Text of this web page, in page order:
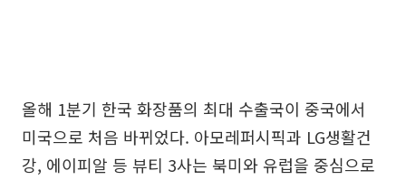
올해 1분기 한국 화장품의 최대 수출국이 중국에서
미국으로 처음 바뀌었다. 아모레퍼시픽과 LG생활건
강, 에이피알 등 뷰티 3사는 북미와 유럽을 중심으로